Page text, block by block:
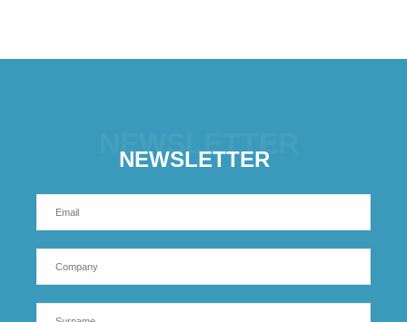
NEWSLETTER
NEWSLETTER